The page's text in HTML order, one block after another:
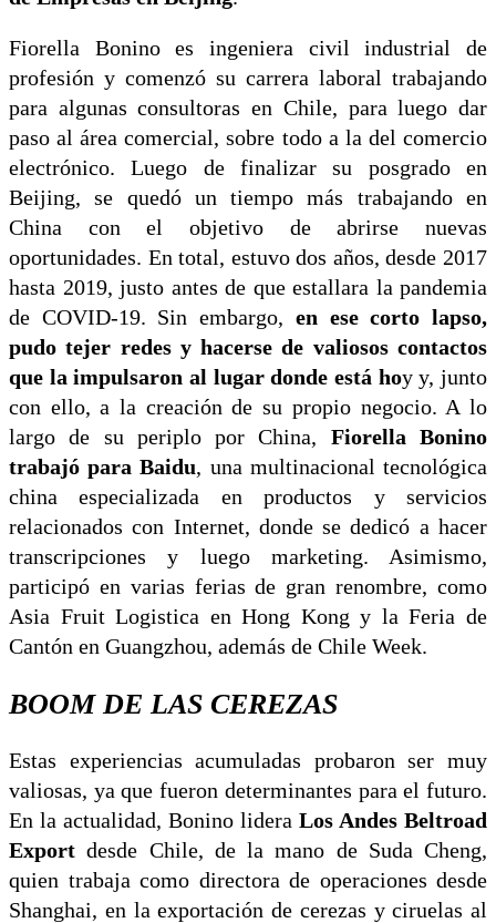
Fiorella Bonino es ingeniera civil industrial de
profesión y comenzó su carrera laboral trabajando
para algunas consultoras en Chile, para luego dar
paso al área comercial, sobre todo a la del comercio
electrónico. Luego de finalizar su posgrado en
Beijing, se quedó un tiempo más trabajando en
China con el objetivo de abrirse nuevas
oportunidades. En total, estuvo dos años, desde 2017
hasta 2019, justo antes de que estallara la pandemia
de COVID-19. Sin embargo, en ese corto lapso,
pudo tejer redes y hacerse de valiosos contactos
que la impulsaron al lugar donde está hoy y, junto
con ello, a la creación de su propio negocio. A lo
largo de su periplo por China, Fiorella Bonino
trabajó para Baidu, una multinacional tecnológica
china especializada en productos y servicios
relacionados con Internet, donde se dedicó a hacer
transcripciones y luego marketing. Asimismo,
participó en varias ferias de gran renombre, como
Asia Fruit Logistica en Hong Kong y la Feria de
Cantón en Guangzhou, además de Chile Week.
BOOM DE LAS CEREZAS
Estas experiencias acumuladas probaron ser muy
valiosas, ya que fueron determinantes para el futuro.
En la actualidad, Bonino lidera Los Andes Beltroad
Export desde Chile, de la mano de Suda Cheng,
quien trabaja como directora de operaciones desde
Shanghai, en la exportación de cerezas y ciruelas al